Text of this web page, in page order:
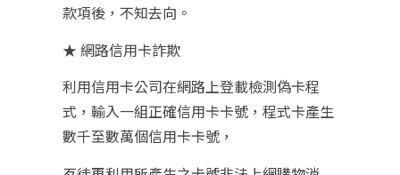
款項後，不知去向。
★ 網路信用卡詐欺
利用信用卡公司在網路上登載檢測偽卡程
式，輸入一組正確信用卡卡號，程式卡產生
數千至數萬個信用卡卡號，